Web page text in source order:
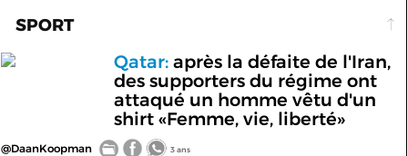
SPORT
Qatar:après la défaite de l'Iran,
des supporters du régime ont
attaqué un homme vêtu d'un
shirt «Femme, vie, liberté»
@DaanKoopman 3 ans